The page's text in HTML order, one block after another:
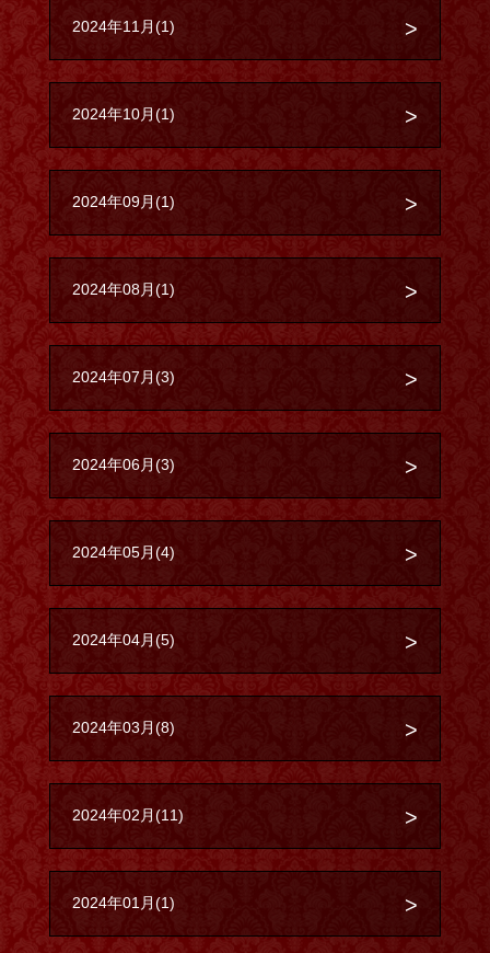
2024年11月(1)
2024年10月(1)
2024年09月(1)
2024年08月(1)
2024年07月(3)
2024年06月(3)
2024年05月(4)
2024年04月(5)
2024年03月(8)
2024年02月(11)
2024年01月(1)